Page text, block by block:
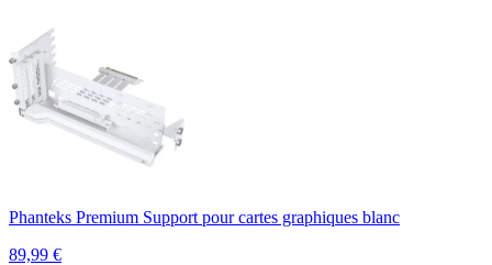
Phanteks Premium Support pour cartes graphiques blanc
89,99 €